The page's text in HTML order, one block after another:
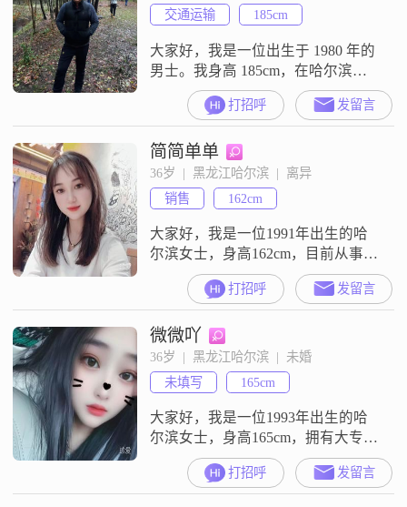
交通运输
185cm
大家好，我是一位出生于 1980 年的
男士。我身高 185cm，在哈尔滨工
作，学历是大专。我的月收入在
5001 - 8000 元这个范围。我觉得自
己最大的特点就是稳重可靠，做事
情会深思熟虑，让人放心。同时
呢，我也比较幽默风趣，能给身边
的人带来快乐和轻松的氛围。在生
活中，我成熟稳重，能够理性地处
理各种问题。对于感情，我
打招呼 发留言
简简单单
36岁  |  黑龙江哈尔滨  |  离异
销售
162cm
大家好，我是一位1991年出生的哈
尔滨女士，身高162cm，目前从事着
一份让我感到满足的工作，月收入
在5001到8000元之间。虽然我的学
历是中专，但我一直保持着学习的
热情，努力提升自己。我性格温柔
体贴，善解人意，总是愿意倾听他
人的心声，给予他们关怀和支持。
我开朗爱笑，独立自信，面对生活
的挑战总能保持乐观积极的态度。
我
打招呼 发留言
微微吖
36岁  |  黑龙江哈尔滨  |  未婚
未填写
165cm
大家好，我是一位1993年出生的哈
尔滨女士，身高165cm，拥有大专学
历##3002##我性格开朗，总是爱
笑，这让我的生活充满了阳光
##3002##我为人随和，容易相处，
打招呼 发留言